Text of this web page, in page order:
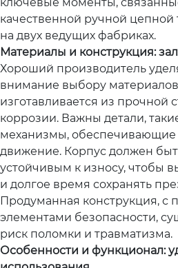
ключевые моменты,
качественной ручной цепной
на двух ведущих фабриках.
Материалы и конструкция:
Хороший производитель
внимание выбору
изготавливается из прочной
коррозии. Важны детали,
механизмы, обеспечивающие
движение. Корпус должен
устойчивым к износу, чтобы
и долгое время сохранять
Продуманная конструкция, с
элементами безопасности,
риск поломки и травматизма.
Особенности и функционал: